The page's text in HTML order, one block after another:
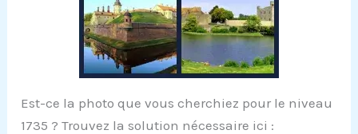
Est-ce la photo que vous cherchiez pour le niveau
1735 ? Trouvez la solution nécessaire ici :